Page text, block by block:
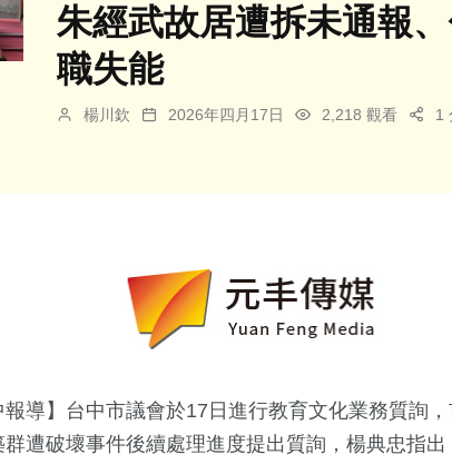
朱經武故居遭拆未通報
職失能
楊川欽 2026年四月17日 2,218 觀看 1
報導】台中市議會於17日進行教育文化業務質詢
遭破壞事件後續處理進度提出質詢，楊典忠指